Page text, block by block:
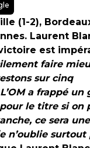
(1-2),
Laurent
est
faire
sur cinq
a frappé un
le titre si on
ce sera une
n’oublie surtout